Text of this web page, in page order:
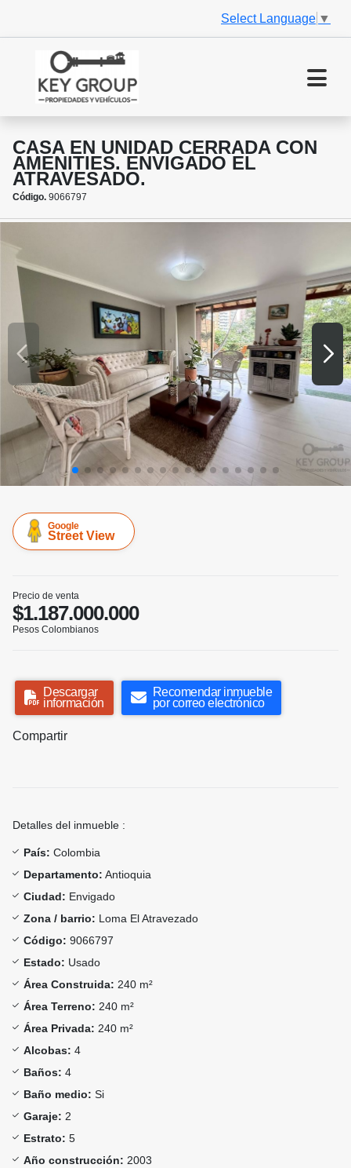
Select Language ▼
CASA EN UNIDAD CERRADA CON
AMENITIES. ENVIGADO EL
ATRAVESADO.
Código. 9066797
Google
Street View
Precio de venta
$1.187.000.000
Pesos Colombianos
Descargar
información
Recomendar inmueble
por correo electrónico
Compartir
Detalles del inmueble :
País: Colombia
Departamento: Antioquia
Ciudad: Envigado
Zona / barrio: Loma El Atravezado
Código: 9066797
Estado: Usado
Área Construida: 240 m²
Área Terreno: 240 m²
Área Privada: 240 m²
Alcobas: 4
Baños: 4
Baño medio: Si
Garaje: 2
Estrato: 5
Año construcción: 2003